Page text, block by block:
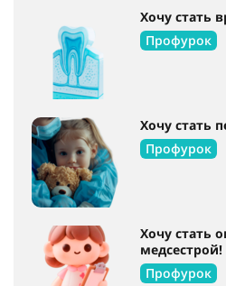
Хочу стать
Профурок
Хочу стать
Профурок
Хочу стать
медсестрой!
Профурок